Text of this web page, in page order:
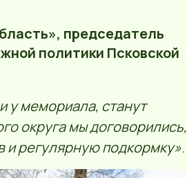
председатель
политики Псковской
у мемориала, станут
округа мы договорились,
и регулярную подкормку».